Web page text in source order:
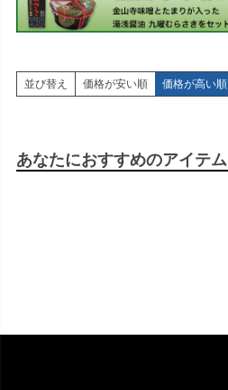
並び替え 価格が安い順 価格が高い順
あなたにおすすめのアイテム